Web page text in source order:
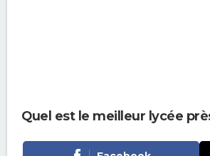
Quel est le meilleur lycée